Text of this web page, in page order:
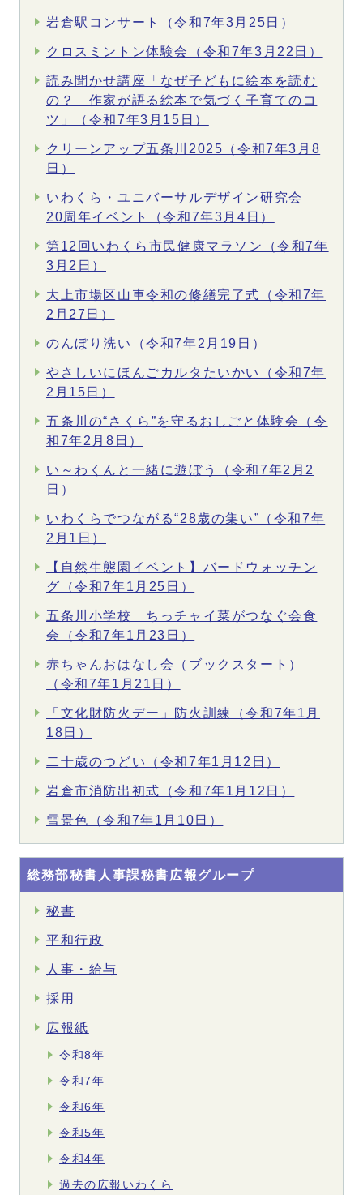
岩倉駅コンサート（令和7年3月25日）
クロスミントン体験会（令和7年3月22日）
読み聞かせ講座「なぜ子どもに絵本を読む
の？ 作家が語る絵本で気づく子育てのコ
ツ」（令和7年3月15日）
クリーンアップ五条川2025（令和7年3月8
日）
いわくら・ユニバーサルデザイン研究会
20周年イベント（令和7年3月4日）
第12回いわくら市民健康マラソン（令和7年
3月2日）
大上市場区山車令和の修繕完了式（令和7年
2月27日）
のんぼり洗い（令和7年2月19日）
やさしいにほんごカルタたいかい（令和7年
2月15日）
五条川の“さくら”を守るおしごと体験会（令
和7年2月8日）
い～わくんと一緒に遊ぼう（令和7年2月2
日）
いわくらでつながる“28歳の集い”（令和7年
2月1日）
【自然生態園イベント】バードウォッチン
グ（令和7年1月25日）
五条川小学校 ちっチャイ菜がつなぐ会食
会（令和7年1月23日）
赤ちゃんおはなし会（ブックスタート）
（令和7年1月21日）
「文化財防火デー」防火訓練（令和7年1月
18日）
二十歳のつどい（令和7年1月12日）
岩倉市消防出初式（令和7年1月12日）
雪景色（令和7年1月10日）
総務部秘書人事課秘書広報グループ
秘書
平和行政
人事・給与
採用
広報紙
令和8年
令和7年
令和6年
令和5年
令和4年
過去の広報いわくら